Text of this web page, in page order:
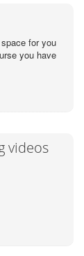
for you
you have
videos